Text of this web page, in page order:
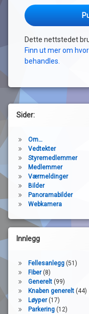
Dette nettstedet
Finn ut mer om
behandles.
Sider:
Om…
Vedtekter
Styremedlemmer
Medlemmer
Værmeldinger
Bilder
Panoramabilder
Webkamera
Innlegg
Fellesanlegg(51)
Fiber(8)
Generelt(99)
Knaben generelt(44)
Løyper(17)
Parkering(12)